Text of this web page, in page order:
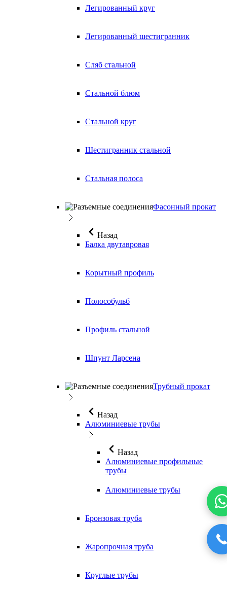
Легированный круг
Легированный шестигранник
Сляб стальной
Стальной блюм
Стальной круг
Шестигранник стальной
Стальная полоса
Фасонный прокат
Назад
Балка двутавровая
Корытный профиль
Полособульб
Профиль стальной
Шпунт Ларсена
Трубный прокат
Назад
Алюминиевые трубы
Назад
Алюминиевые профильные
трубы
Алюминиевые трубы
Бронзовая труба
Жаропрочная труба
Круглые трубы